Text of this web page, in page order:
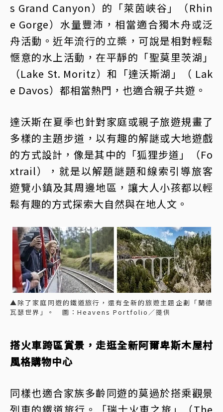
s Grand Canyon）的「萊茵峽谷」（Rhin
e Gorge）水量豐沛，相當適合獨木舟或泛
舟活動。近年流行的立槳，可說是相對輕鬆
愜意的水上活動，在平靜的「聖莫里茨湖」
（Lake St. Moritz）和「達沃斯湖」（ Lak
e Davos）都相當熱門，也適合親子共遊。
達沃斯在夏季也針對家庭或親子旅遊規畫了
多樣的主題步道，以有趣的解謎或大地遊戲
的方式設計，像是其中的「狐狸步道」（Fo
xtrail），就是以解題謎題和線索引導旅客
遊覽小鎮及其周邊地區，讓大人小孩都以輕
鬆有趣的方式探索大自然與在地人文。
▲除了家庭同遊的鐵道旅行，還有全新的旅遊主題企劃「蘭德
瓦瑟世界」。 圖：Heavens Portfolio／提供
搭火車跨區賞景，走逛全新阿爾卑斯木屋村
風格購物中心
同樣也適合家族多齡同遊的莫過於搭乘觀景